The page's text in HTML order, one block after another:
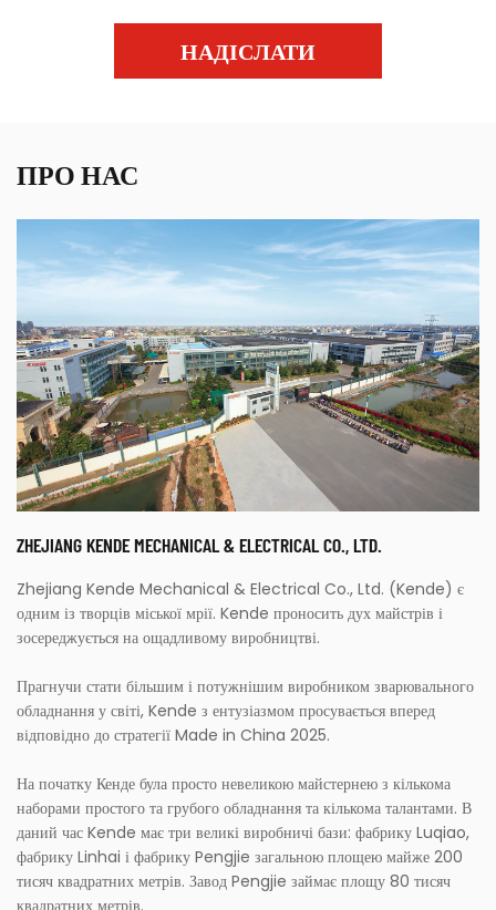
НАДІСЛАТИ
ПРО НАС
ZHEJIANG KENDE MECHANICAL & ELECTRICAL CO., LTD.
Zhejiang Kende Mechanical & Electrical Co., Ltd. (Kende) є
одним із творців міської мрії. Kende проносить дух майстрів і
зосереджується на ощадливому виробництві.
Прагнучи стати більшим і потужнішим виробником зварювального
обладнання у світі, Kende з ентузіазмом просувається вперед
відповідно до стратегії Made in China 2025.
На початку Кенде була просто невеликою майстернею з кількома
наборами простого та грубого обладнання та кількома талантами. В
даний час Kende має три великі виробничі бази: фабрику Luqiao,
фабрику Linhai і фабрику Pengjie загальною площею майже 200
тисяч квадратних метрів. Завод Pengjie займає площу 80 тисяч